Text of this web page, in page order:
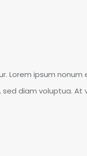
Lorem ipsum nonum
diam voluptua. At